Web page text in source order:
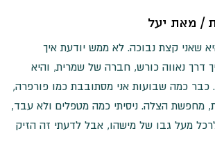
/ מאת יעל
שאני קצת נבוכה. לא ממש יודעת איך
דרך נאווה כורש, חברה של שמרית, והיא
כבר כמה שבועות אני מסתובבת כמו פורפרה,
מחפשת הצלה. ניסיתי כמה מטפלים ולא עבד,
מעל גבו של מישהו, אבל לדעתי זה הזיק